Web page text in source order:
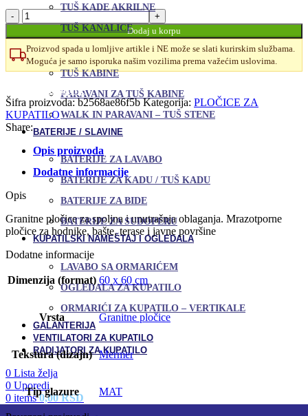
TUŠ KADE AKRILNE
TUŠ KANALICE
TUŠ KABINE I PARAVANI
TUŠ KABINE
PARAVANI ZA TUŠ KABINE
WALK IN PARAVANI – TUŠ STENE
BATERIJE / SLAVINE
BATERIJE ZA LAVABO
BATERIJE ZA KADU / TUŠ KADU
BATERIJE ZA BIDE
BATERIJE ZA SUDOPERU
KUPATILSKI NAMEŠTAJ I OGLEDALA
LAVABO SA ORMARIĆEM
OGLEDALA ZA KUPATILO
ORMARIĆI ZA KUPATILO – VERTIKALE
GALANTERIJA
VENTILATORI ZA KUPATILO
RADIJATORI ZA KUPATILO
0 Lista želja
0 Uporedi
0 items 0,00RSD
Granitne
pločice
Emerita
Dark
60x60
količina
Dodaj u korpu
Proizvod spada u lomljive artikle i NE može se slati kurirskim službama.
Moguća je samo isporuka našim vozilima prema važećim uslovima.
Dodaj u omiljene
Šifra proizvoda:b2568ae86f5bKategorija: PLOČICE ZA
KUPATILO
Share:
Opis proizvoda
Dodatne informacije
Opis
Granitne pločice za spoljna i unutrašnja oblaganja. Mrazotporne
pločice za hodnike, bašte, terase i javne površine
Dodatne informacije
Dimenzija (format) 60 x 60 cm
Vrsta Granitne pločice
Tekstura (dizajn) Mermer
Tip glazure MAT